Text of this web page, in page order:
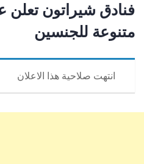
متنوعة للجنسين
انتهت صلاحية هذا الاعلان